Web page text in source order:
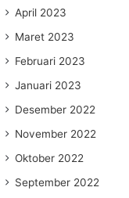
April 2023
Maret 2023
Februari 2023
Januari 2023
Desember 2022
November 2022
Oktober 2022
September 2022